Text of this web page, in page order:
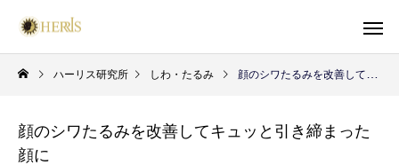
ハーリス研究所 しわ・たるみ 顔のシワたるみを改善してキュッと引き締まった顔に
顔のシワたるみを改善してキュッと引き締まった
顔に